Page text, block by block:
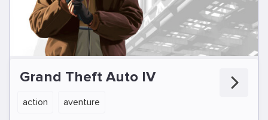
Grand Theft Auto IV
action aventure